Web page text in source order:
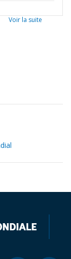
Voir la suite